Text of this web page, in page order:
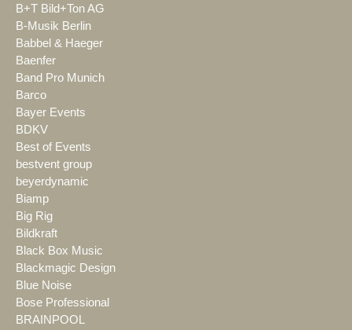
B+T Bild+Ton AG
B-Musik Berlin
Babbel & Haeger
Baenfer
Band Pro Munich
Barco
Bayer Events
BDKV
Best of Events
bestvent group
beyerdynamic
Biamp
Big Rig
Bildkraft
Black Box Music
Blackmagic Design
Blue Noise
Bose Professional
BRAINPOOL